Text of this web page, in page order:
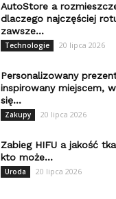
AutoStore a
dlaczego najczęściej
zawsze...
Technologie 20 lipca 2026
Personalizowany
inspirowany miejscem,
się...
Zakupy 20 lipca 2026
Zabieg HIFU a jakość
kto może...
Uroda 20 lipca 2026